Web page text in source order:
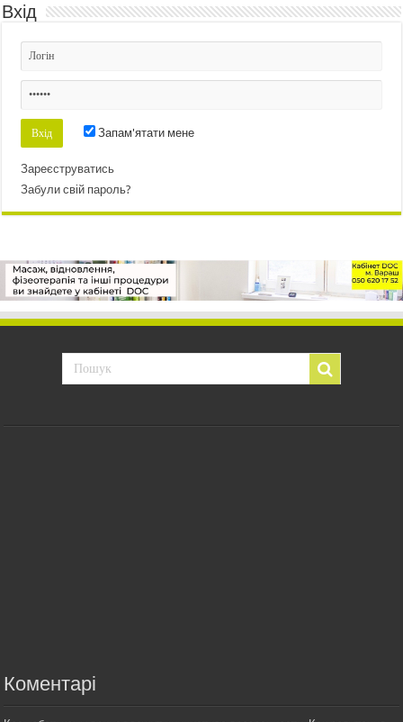
Вхід
Запам'ятати мене
Зареєструватись
Забули свій пароль?
Коментарі